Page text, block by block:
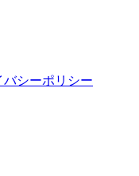
バシーポリシー